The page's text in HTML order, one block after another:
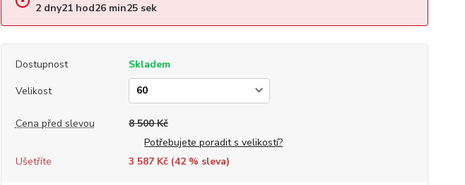
2 dny21hod26min24sek
Dostupnost
Skladem
Velikost
Cena před slevou
8 500 Kč
Potřebujete poradit s velikostí?
Ušetříte
3 587 Kč (42% sleva)